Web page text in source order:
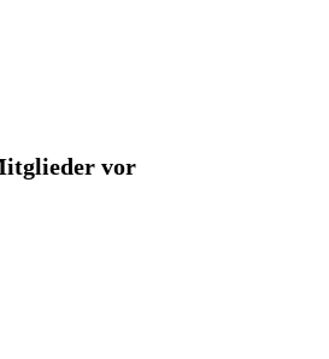
vor